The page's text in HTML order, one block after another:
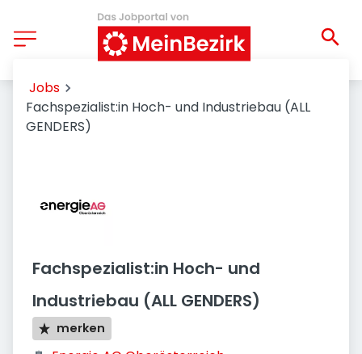
Jobs
Fachspezialist:in Hoch- und Industriebau (ALL
GENDERS)
Fachspezialist:in Hoch- und
Industriebau (ALL GENDERS)
merken